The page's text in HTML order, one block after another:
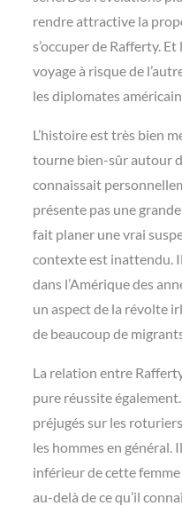
rendre attractive la
s’occuper de Rafferty.
voyage à risque de
les diplomates
L’histoire est très bien
tourne bien-sûr autour
connaissait
présente pas une
fait planer une vrai
contexte est inattendu.
dans l’Amérique des
un aspect de la révolte
de beaucoup de
La relation entre
pure réussite
préjugés sur les
les hommes en général.
inférieur de cette
au-delà de ce qu’il